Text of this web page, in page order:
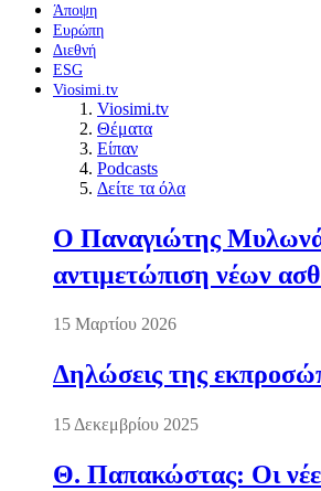
Άποψη
Ευρώπη
Διεθνή
ESG
Viosimi.tv
Viosimi.tv
Θέματα
Είπαν
Podcasts
Δείτε τα όλα
Ο Παναγιώτης
αντιμετώπιση νέων
15 Μαρτίου 2026
Δηλώσεις της
15 Δεκεμβρίου 2025
Θ. Παπακώστας: Οι